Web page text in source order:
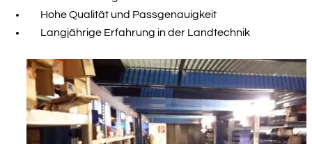
Hohe Qualität und Passgenauigkeit
Langjährige Erfahrung in der Landtechnik